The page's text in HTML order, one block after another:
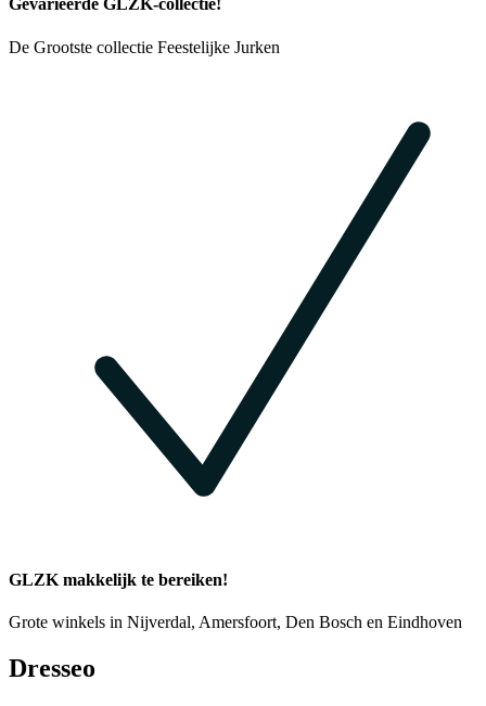
Gevarieerde GLZK-collectie!
De Grootste collectie Feestelijke Jurken
GLZK makkelijk te bereiken!
Grote winkels in Nijverdal, Amersfoort, Den Bosch en Eindhoven
Dresseo